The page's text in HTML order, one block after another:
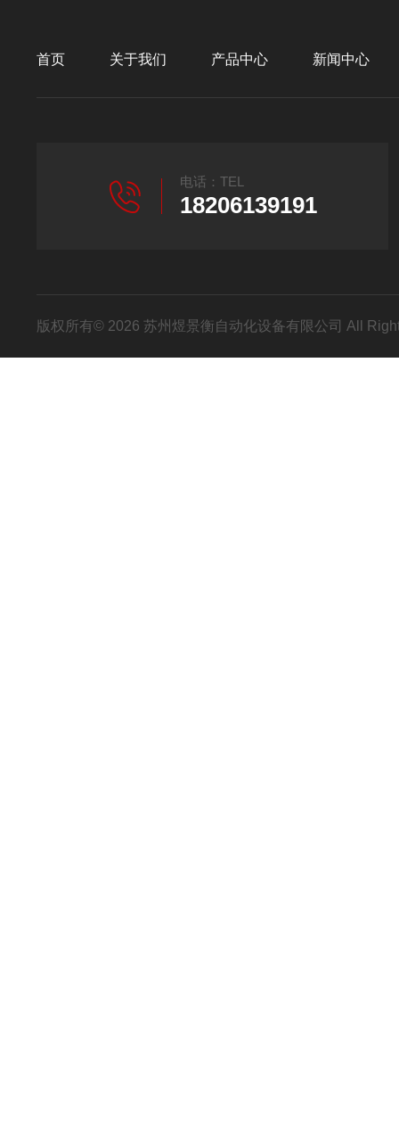
首页 关于我们 产品中心 新闻中心
电话：TEL
18206139191
版权所有© 2026 苏州煜景衡自动化设备有限公司 All